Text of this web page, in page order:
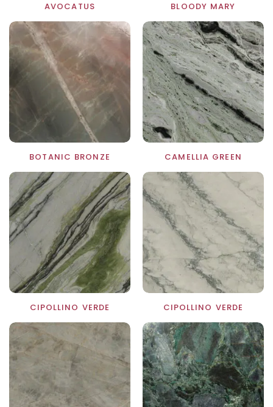
AVOCATUS BLOODY MARY
BOTANIC BRONZE CAMELLIA GREEN
CIPOLLINO VERDE CIPOLLINO VERDE